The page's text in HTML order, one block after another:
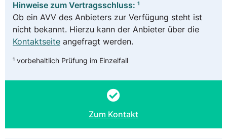
Hinweise zum Vertragsschluss: ¹
Ob ein AVV des Anbieters zur Verfügung steht ist
nicht bekannt. Hierzu kann der Anbieter über die
Kontaktseite angefragt werden.
¹ vorbehaltlich Prüfung im Einzelfall
Zum Kontakt